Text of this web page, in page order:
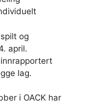
og
april.
lag.
i OACK har